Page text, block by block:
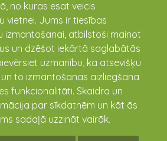
no kuras esat veicis
vietnei. Jums ir tiesības
izmantošanai, atbilstoši mainot
un dzēšot iekārtā saglabātās
uzmanību, ka atsevišķu
to izmantošanas aizliegšana
funkcionalitāti. Skaidra un
par sīkdatnēm un kāt ās
sadaļā uzzināt vairāk.
halle
Kandavas sporta hallē
Kandavas